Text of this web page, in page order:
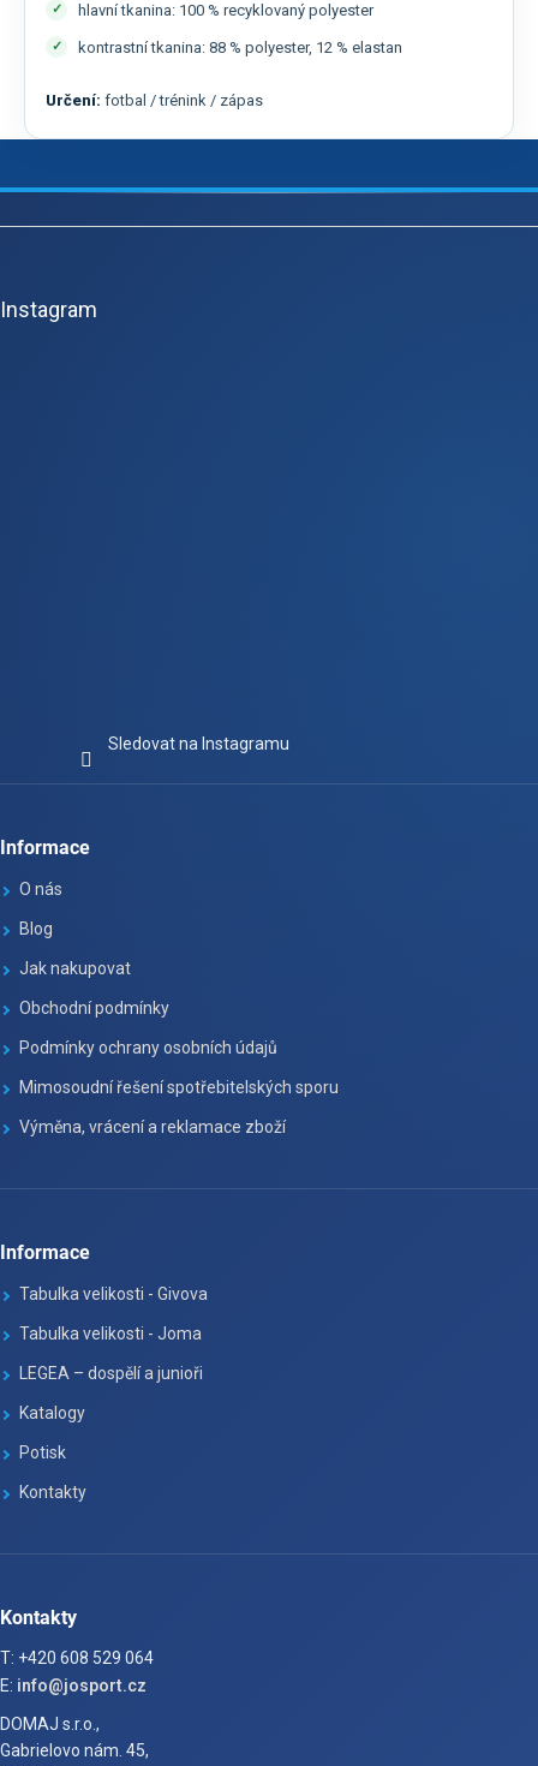
hlavní tkanina: 100 % recyklovaný polyester
kontrastní tkanina: 88 % polyester, 12 % elastan
Určení: fotbal / trénink / zápas
Z
Instagram
Sledovat na Instagramu
Informace
O nás
Blog
Jak nakupovat
Obchodní podmínky
Podmínky ochrany osobních údajů
Mimosoudní řešení spotřebitelských sporu
Výměna, vrácení a reklamace zboží
Informace
Tabulka velikosti - Givova
Tabulka velikosti - Joma
LEGEA – dospělí a junioři
Katalogy
Potisk
Kontakty
Kontakty
T: +420 608 529 064
E: info@josport.cz
DOMAJ s.r.o.,
Gabrielovo nám. 45,